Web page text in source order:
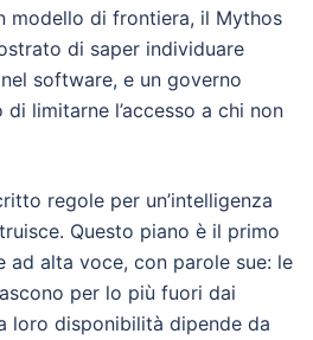
modello di frontiera, il Mythos
di saper individuare
software, e un governo
limitarne l’accesso a chi non
regole per un’intelligenza
Questo piano è il primo
ad alta voce, con parole sue: le
per lo più fuori dai
loro disponibilità dipende da